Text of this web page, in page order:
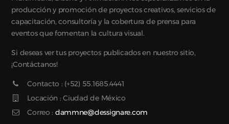
producción y promoción de proyectos creativos, servicios de
capacitación, consultoría y la cobertura de prensa para
eventos que fomentan la cultura visual.
Si deseas ver tus proyectos publicados en nuestro sitio,
¡Contáctanos!
Contacto : (+52) 55.1685.4441
Locación : Ciudad de México
Correo : dammne@dessignare.com